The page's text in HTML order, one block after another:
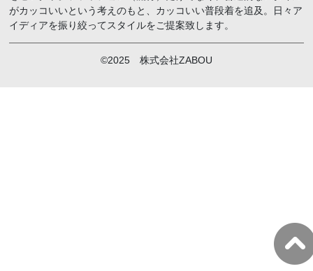
がカッコいいという考えのもと、カッコいい普段着を追及。日々ア
イディアを振り絞ってスタイルをご提案致します。
©2025 株式会社ZABOU